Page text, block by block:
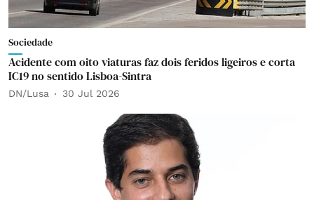
Sociedade
Acidente com oito viaturas faz dois feridos ligeiros e corta
IC19 no sentido Lisboa-Sintra
DN/Lusa 30 Jul 2026